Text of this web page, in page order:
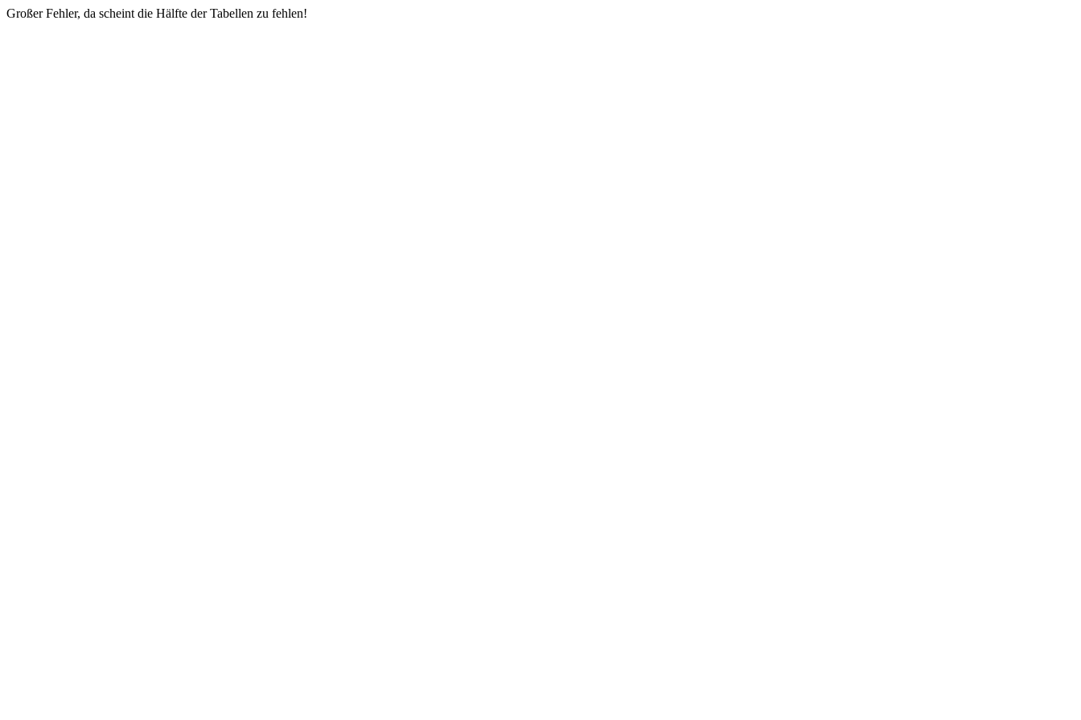
Großer Fehler, da scheint die Hälfte der Tabellen zu fehlen!